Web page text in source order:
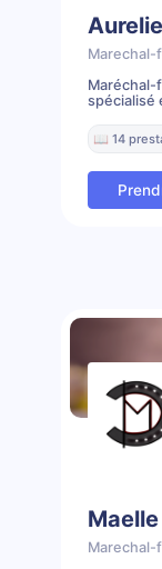
Marechal-
spécialisé
📖 14
Marechal-